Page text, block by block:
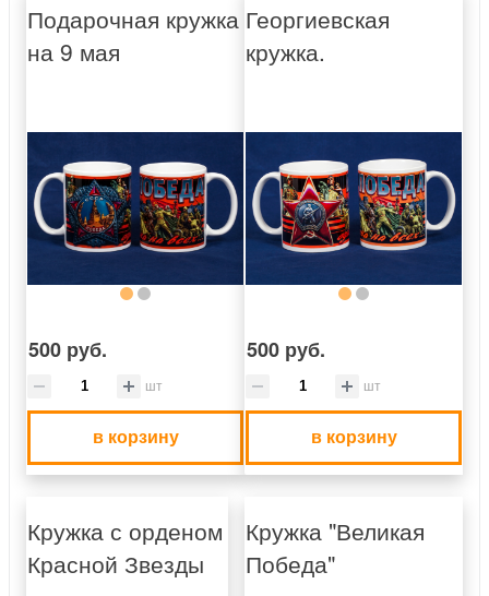
Подарочная кружка
на 9 мая
500 руб.
шт
в корзину
Георгиевская
кружка.
500 руб.
шт
в корзину
Кружка с орденом
Красной Звезды
Кружка "Великая
Победа"